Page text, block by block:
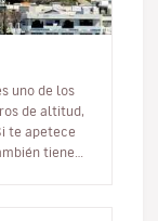
uno de los
de altitud,
te apetece
tienes